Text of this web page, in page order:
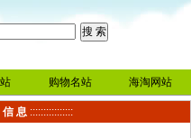
购物名站 海淘网站
信 息 ::::::::::::::::